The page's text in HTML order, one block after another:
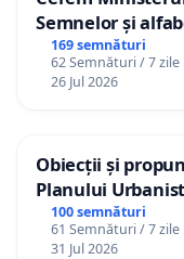
Semnelor și
Republica
169 semnături
62 Semnături / 7 zile
26 Jul 2026
Obiecții și
Planului
100 semnături
61 Semnături / 7 zile
31 Jul 2026